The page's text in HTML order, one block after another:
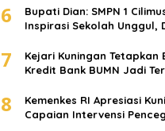
TBM Bersama
UIN Sunan Kalijaga di
6
Bupati Dian: SMPN 1
Inspirasi Sekolah Unggul,
7
Kejari Kuningan Tetapkan
Kredit Bank BUMN Jadi
8
Kemenkes RI Apresiasi
Capaian Intervensi